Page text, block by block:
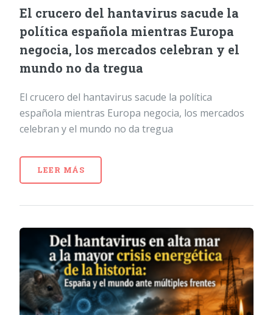
El crucero del hantavirus sacude la
política española mientras Europa
negocia, los mercados celebran y el
mundo no da tregua
El crucero del hantavirus sacude la política
española mientras Europa negocia, los mercados
celebran y el mundo no da tregua
LEER MÁS